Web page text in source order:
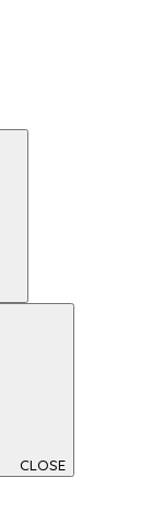
CLOSE